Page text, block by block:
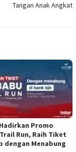
Tangan Anak Angkat
Promo
Run, Raih Tiket
dengan Menabung